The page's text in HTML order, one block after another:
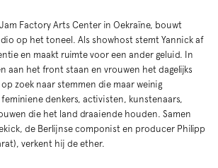
Factory Arts Center in Oekraïne, bouwt
op het toneel. Als showhost stemt Yannick af
en maakt ruimte voor een ander geluid. In
aan het front staan en vrouwen het dagelijks
zoek naar stemmen die maar weinig
denkers, activisten, kunstenaars,
die het land draaiende houden. Samen
de Berlijnse componist en producer Philipp
verkent hij de ether.